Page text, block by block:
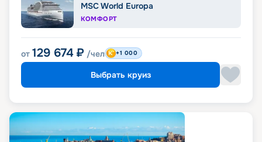
MSC World Europa
КОМФОРТ
от 129 674 ₽ /чел +1 000
Выбрать круиз